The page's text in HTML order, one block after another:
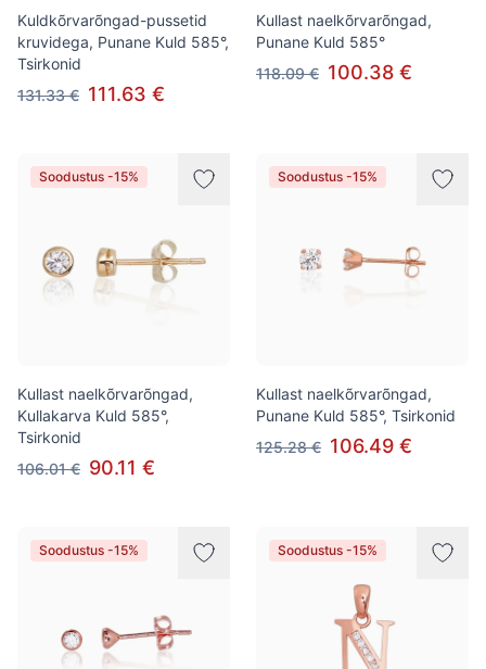
Kuldkõrvarõngad-pussetid
kruvidega, Punane Kuld 585°,
Tsirkonid
131.33 € 111.63 €
Kullast naelkõrvarõngad,
Punane Kuld 585°
118.09 € 100.38 €
Soodustus -15%
Kullast naelkõrvarõngad,
Kullakarva Kuld 585°,
Tsirkonid
106.01 € 90.11 €
Soodustus -15%
Kullast naelkõrvarõngad,
Punane Kuld 585°, Tsirkonid
125.28 € 106.49 €
Soodustus -15% Soodustus -15%